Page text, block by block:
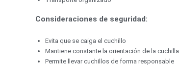
Consideraciones de seguridad:
Evita que se caiga el cuchillo
Mantiene constante la orientación de la cuchilla
Permite llevar cuchillos de forma responsable